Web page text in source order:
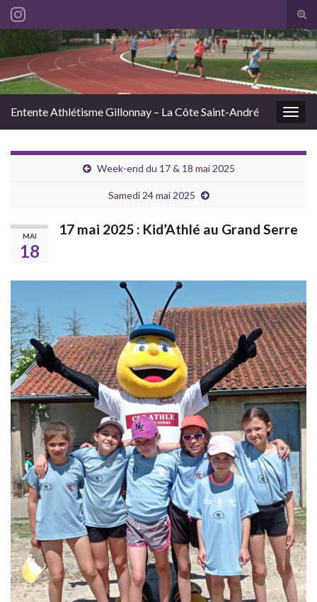
Search for:
Entente Athlétisme Gillonnay – La Côte Saint-André
Week-end du 17 & 18 mai 2025
Samedi 24 mai 2025
MAI
18
17 mai 2025 : Kid’Athlé au Grand Serre